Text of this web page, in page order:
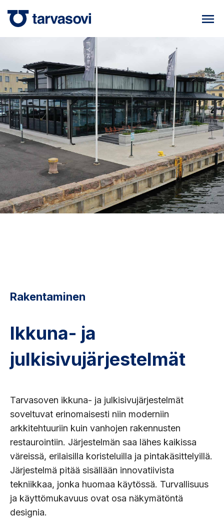
Rakentaminen
Ikkuna- ja
julkisivujärjestelmät
Tarvasoven ikkuna- ja julkisivujärjestelmät
soveltuvat erinomaisesti niin moderniin
arkkitehtuuriin kuin vanhojen rakennusten
restaurointiin. Järjestelmän saa lähes kaikissa
väreissä, erilaisilla koristeluilla ja pintakäsittelyillä.
Järjestelmä pitää sisällään innovatiivista
tekniikkaa, jonka huomaa käytössä. Turvallisuus
ja käyttömukavuus ovat osa näkymätöntä
designia.